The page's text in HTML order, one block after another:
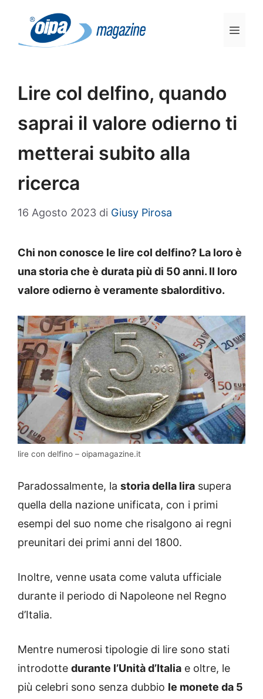
contenuto
Lire col delfino, quando
saprai il valore odierno ti
metterai subito alla
ricerca
16 Agosto 2023 di Giusy Pirosa
Chi non conosce le lire col delfino? La loro è
una storia che è durata più di 50 anni. Il loro
valore odierno è veramente sbalorditivo.
lire con delfino – oipamagazine.it
Paradossalmente, la storia della lira supera
quella della nazione unificata, con i primi
esempi del suo nome che risalgono ai regni
preunitari dei primi anni del 1800.
Inoltre, venne usata come valuta ufficiale
durante il periodo di Napoleone nel Regno
d’Italia.
Mentre numerosi tipologie di lire sono stati
introdotte durante l’Unità d’Italia e oltre, le
più celebri sono senza dubbio le monete da 5